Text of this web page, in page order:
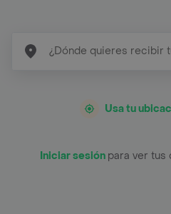
Usa tu
Iniciar sesión para ver